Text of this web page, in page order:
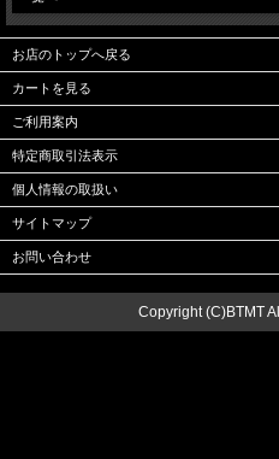
お店のトップへ戻る
カートを見る
ご利用案内
特定商取引法表示
個人情報の取扱い
サイトマップ
お問い合わせ
Copyright (C)BTMT